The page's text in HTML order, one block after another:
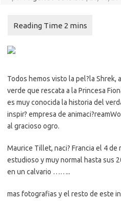
Todos hemos visto la pel?la Shrek,
verde que rescata a la Princesa
es muy conocida la historia del
inspir? empresa de
al gracioso ogro.
Maurice Tillet, naci? Francia el 4 de
estudioso y muy normal hasta sus
en un calvario ……..
mas fotografias y el resto de este